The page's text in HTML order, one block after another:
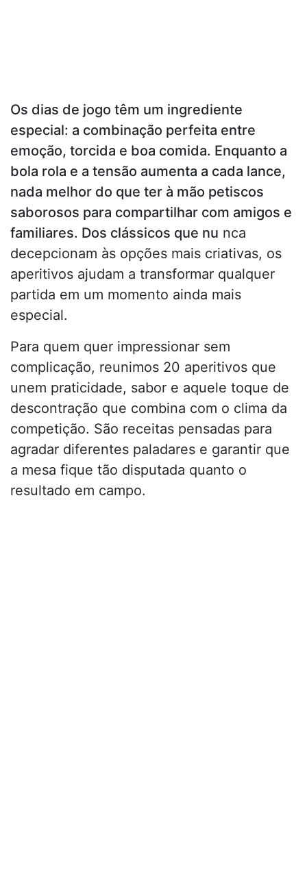
Os dias de jogo têm um ingrediente
especial: a combinação perfeita entre
emoção, torcida e boa comida. Enquanto a
bola rola e a tensão aumenta a cada lance,
nada melhor do que ter à mão petiscos
saborosos para compartilhar com amigos e
familiares. Dos clássicos que nu nca
decepcionam às opções mais criativas, os
aperitivos ajudam a transformar qualquer
partida em um momento ainda mais
especial.
Para quem quer impressionar sem
complicação, reunimos 20 aperitivos que
unem praticidade, sabor e aquele toque de
descontração que combina com o clima da
competição. São receitas pensadas para
agradar diferentes paladares e garantir que
a mesa fique tão disputada quanto o
resultado em campo.